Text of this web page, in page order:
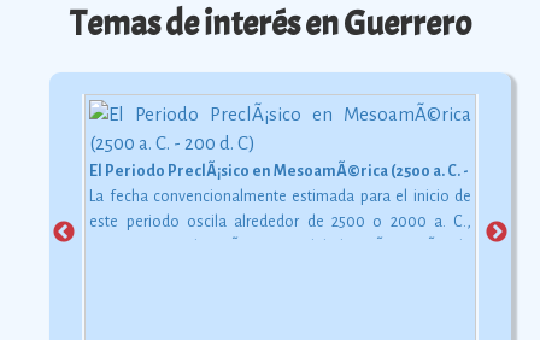
Temas de interés en Guerrero
El Periodo PreclÃ¡sico en MesoamÃ©rica (2500 a. C. - 200 d. C)
La fecha convencionalmente estimada para el inicio de
este periodo oscila alrededor de 2500 o 2000 a. C.,